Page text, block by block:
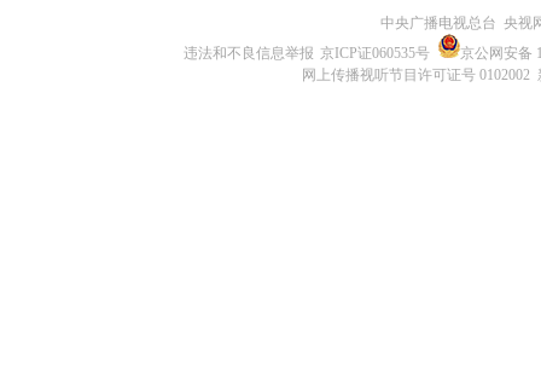
中央广播电视总台 央视
违法和不良信息举报 京ICP证060535号
京公网安备
网上传播视听节目许可证号 0102002